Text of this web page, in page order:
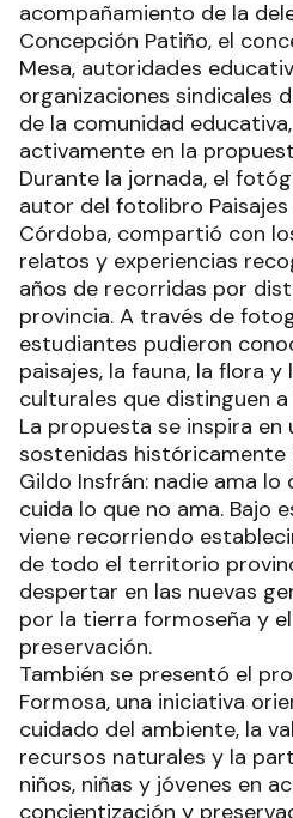
acompañamiento de la
Concepción Patiño, el
Mesa, autoridades
organizaciones sindicales
de la comunidad
activamente en la
Durante la jornada, el
autor del fotolibro
Córdoba, compartió con
relatos y experiencias
años de recorridas por
provincia. A través de
estudiantes pudieron
paisajes, la fauna, la flora y
culturales que distinguen a
La propuesta se inspira en
sostenidas
Gildo Insfrán: nadie ama
cuida lo que no ama. Bajo
viene recorriendo
de todo el territorio
despertar en las nuevas
por la tierra formoseña y
preservación.
También se presentó el
Formosa, una iniciativa
cuidado del ambiente, la
recursos naturales y la
niños, niñas y jóvenes en
concientización y